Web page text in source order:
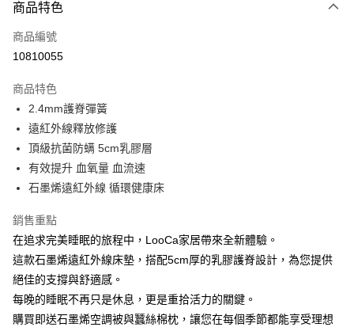
信用卡一次付款
信用卡分期付款
合作金庫商業銀行
華南商業銀行
上海商業儲蓄銀行
國泰世華商業銀行
臺灣中小企業銀行
匯豐（台灣）商業銀行
聯邦商業銀行
元大商業銀行
台新國際商業銀行
中國信託商業銀行
台灣樂天信用卡公司
Apple Pay
街口支付
悠遊付
Google Pay
ATM付款
運送方式
宅配
商品特色
商品編號
10810055
商品特色
2.4mm護脊彈簧
遠紅外線釋放修護
頂級抗菌防螨 5cm乳膠層
有效提升 血氧量 血流速
石墨烯遠紅外線 循環健康床
銷售重點
在追求完美睡眠的旅程中，LooCa家居帶來全新體驗。
這款石墨烯遠紅外線床墊，搭配5cm厚的乳膠護脊設計，為您提供
絕佳的支撐與舒適感。
每晚的睡眠不再只是休息，更是重拾活力的關鍵。
購買即送石墨烯空調被與蠶絲棉枕，讓您在每個季節都能享受理想